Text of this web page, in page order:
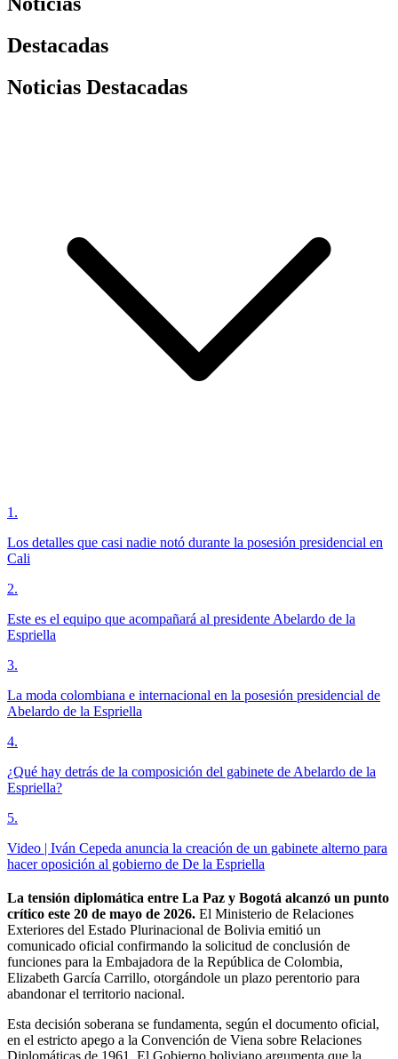
Destacadas
Noticias Destacadas
1 .
Los detalles que casi nadie notó durante la posesión presidencial en
Cali
2.
Este es el equipo que acompañará al presidente Abelardo de la
Espriella
3.
La moda colombiana e internacional en la posesión presidencial de
Abelardo de la Espriella
4.
¿Qué hay detrás de la composición del gabinete de Abelardo de la
Espriella?
5.
Video | Iván Cepeda anuncia la creación de un gabinete alterno para
hacer oposición al gobierno de De la Espriella
La tensión diplomática entre La Paz y Bogotá alcanzó un punto
crítico este 20 de mayo de 2026. El Ministerio de Relaciones
Exteriores del Estado Plurinacional de Bolivia emitió un
comunicado oficial confirmando la solicitud de conclusión de
funciones para la Embajadora de la República de Colombia,
Elizabeth García Carrillo, otorgándole un plazo perentorio para
abandonar el territorio nacional.
Esta decisión soberana se fundamenta, según el documento oficial,
en el estricto apego a la Convención de Viena sobre Relaciones
Diplomáticas de 1961. El Gobierno boliviano argumenta que la